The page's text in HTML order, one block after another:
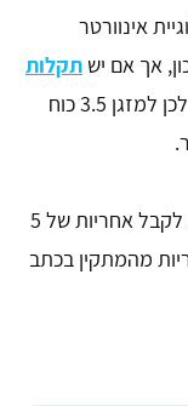
אינוורטר
אך אם יש תקלות
, הרבה יותר קשה לתקן אותן. לכן למזגן 3.5 כוח
נהוג לקבל אחריות של 5
מהמתקין בכתב